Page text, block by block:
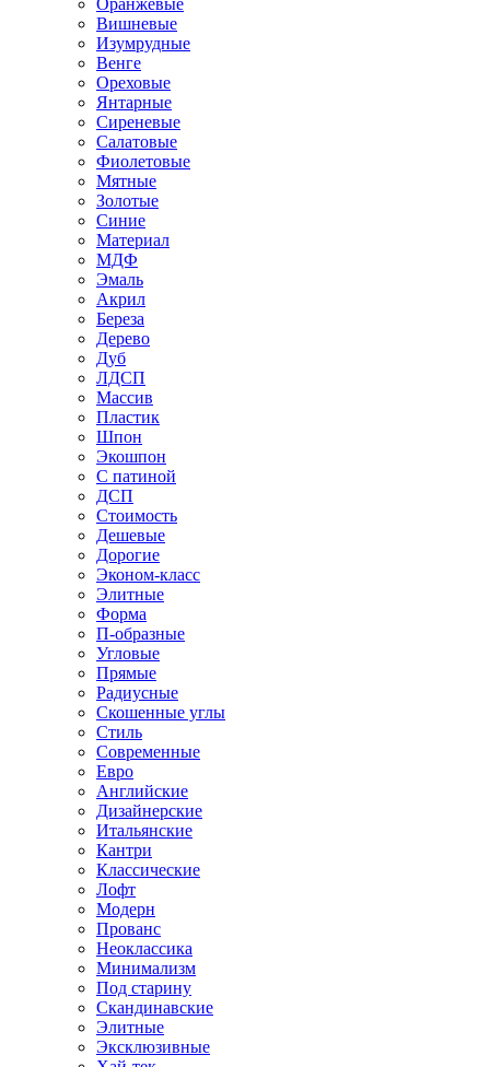
Оранжевые
Вишневые
Изумрудные
Венге
Ореховые
Янтарные
Сиреневые
Салатовые
Фиолетовые
Мятные
Золотые
Синие
Материал
МДФ
Эмаль
Акрил
Береза
Дерево
Дуб
ЛДСП
Массив
Пластик
Шпон
Экошпон
С патиной
ДСП
Стоимость
Дешевые
Дорогие
Эконом-класс
Элитные
Форма
П-образные
Угловые
Прямые
Радиусные
Скошенные углы
Стиль
Современные
Евро
Английские
Дизайнерские
Итальянские
Кантри
Классические
Лофт
Модерн
Прованс
Неоклассика
Минимализм
Под старину
Скандинавские
Элитные
Эксклюзивные